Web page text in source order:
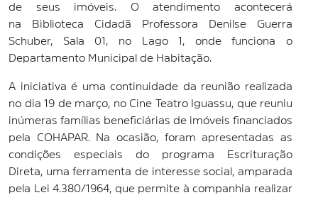
de seus imóveis. O atendimento acontecerá
na Biblioteca Cidadã Professora Denilse Guerra
Schuber, Sala 01, no Lago 1, onde funciona o
Departamento Municipal de Habitação.
A iniciativa é uma continuidade da reunião realizada
no dia 19 de março, no Cine Teatro Iguassu, que reuniu
inúmeras famílias beneficiárias de imóveis financiados
pela COHAPAR. Na ocasião, foram apresentadas as
condições especiais do programa Escrituração
Direta, uma ferramenta de interesse social, amparada
pela Lei 4.380/1964, que permite à companhia realizar